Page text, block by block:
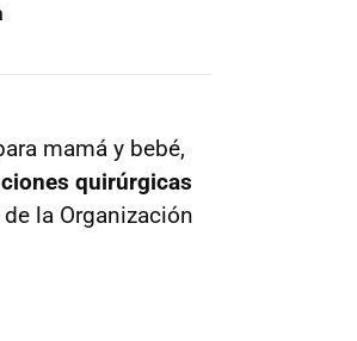
mamá y bebé,
quirúrgicas
la Organización